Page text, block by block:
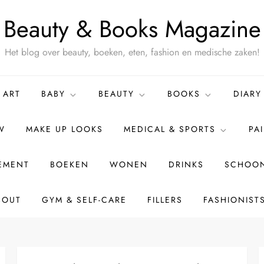
Beauty & Books Magazine
Het blog over beauty, boeken, eten, fashion en medische zaken!
ART BABY BEAUTY BOOKS DIARY
MAKE UP LOOKS MEDICAL & SPORTS
BOEKEN WONEN DRINKS
GYM & SELF-CARE FILLERS